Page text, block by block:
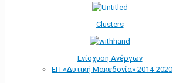
Clusters
Ενίσχυση Ανέργων
ΕΠ «Δυτική Μακεδονία» 2014-2020